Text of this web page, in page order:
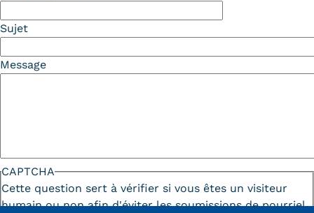
Sujet
Message
CAPTCHA
Cette question sert à vérifier si vous êtes un visiteur
humain ou non afin d'éviter les soumissions de pourriel